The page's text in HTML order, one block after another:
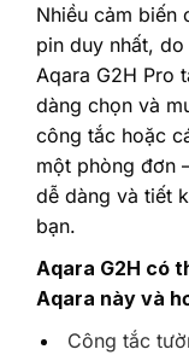
Nhiều cảm biến
pin duy nhất,
Aqara G2H Pro
dàng chọn và
công tắc hoặc
một phòng đơn
dễ dàng và tiết
bạn.‎
‎Aqara G2H có
Aqara này và
Công tắc